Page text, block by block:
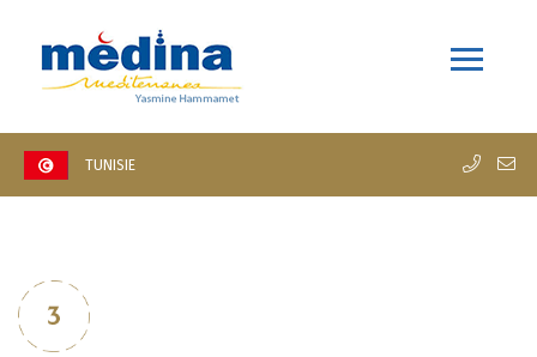
TUNISIE